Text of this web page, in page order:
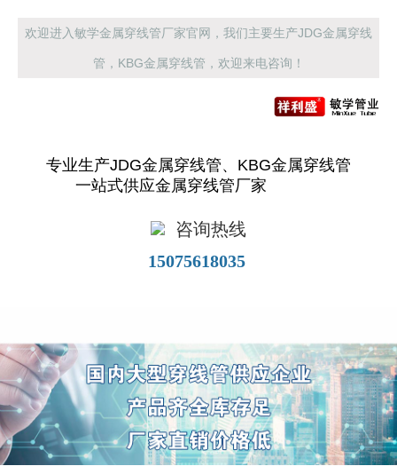
欢迎进入敏学金属穿线管厂家官网，我们主要生产JDG金属穿线
管，KBG金属穿线管，欢迎来电咨询！
专业生产JDG金属穿线管、KBG金属穿线管
一站式供应金属穿线管厂家
咨询热线
15075618035